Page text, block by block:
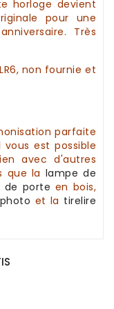
horloge devient
pour une
Très
non fournie et
parfaite
est possible
avec d'autres
que la lampe de
de porte en bois,
et la tirelire